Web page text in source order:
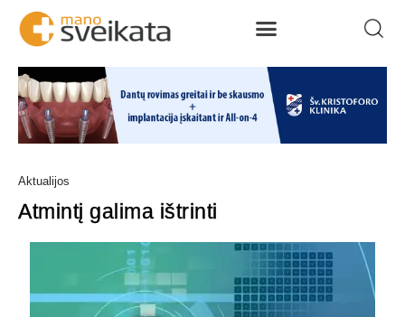
Aktualijos
Atmintį galima ištrinti